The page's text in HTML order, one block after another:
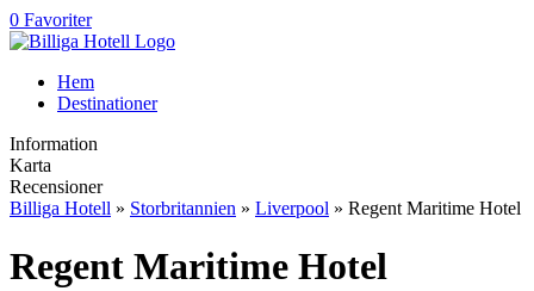
0 Favoriter
Hem
Destinationer
Information
Karta
Recensioner
Billiga Hotell » Storbritannien » Liverpool » Regent Maritime Hotel
Regent Maritime Hotel